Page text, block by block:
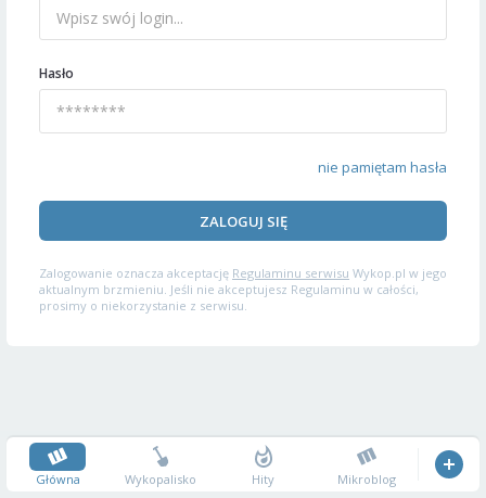
Hasło
nie pamiętam hasła
ZALOGUJ SIĘ
Zalogowanie oznacza akceptację Regulaminu serwisu Wykop.pl w jego
aktualnym brzmieniu. Jeśli nie akceptujesz Regulaminu w całości,
prosimy o niekorzystanie z serwisu.
Główna Wykopalisko Hity Mikroblog